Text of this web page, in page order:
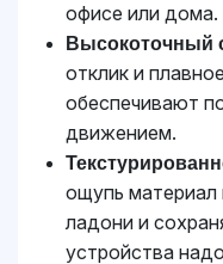
офисе или дома.
Высокоточный
отклик и
обеспечивают
движением.
ощупь материал
ладони и
устройства